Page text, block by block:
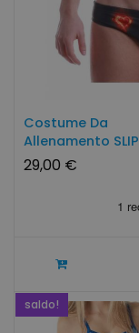
Costume Da
Allenamento
CUORE Di FUOCO
29,00 €
saldo!